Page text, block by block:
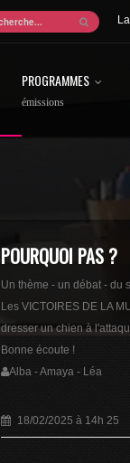
PROGRAMMES
émissions
POURQUOI PAS ?
Un thème - un débat - du
Les VICTOIRES DE LA
dresser un chien à
Bonne écoute !
Alba - Amaya - Léa
18/02/2025 à 14h 25